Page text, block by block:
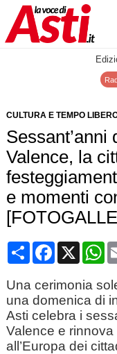
CULTURA E TEMPO
Valence, la
e momenti
CondividiFacebook
X
Una cerimonia
una domenica di
Asti celebra i
Valence e
all’Europa dei